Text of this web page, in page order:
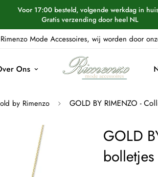
Voor 17:00 besteld, volgende werkdag in
Gratis verzending door heel NL
Mode Accessoires, wij worden door
Ons
by Rimenzo GOLD BY RIMENZO -
GOLD